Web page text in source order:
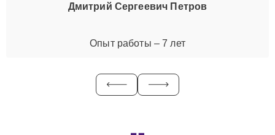
Дмитрий Сергеевич Петров
Опыт работы – 7 лет